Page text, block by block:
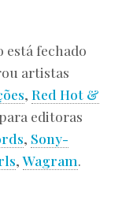
fechado
artistas
, Red Hot &
editoras
, Sony-
,Wagram.